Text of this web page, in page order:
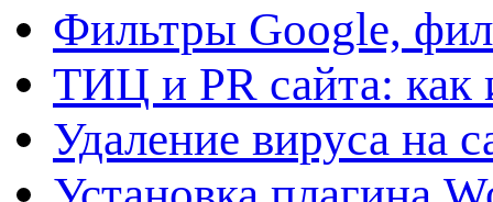
Фильтры Google,
ТИЦ и PR сайта: как
Удаление вируса на